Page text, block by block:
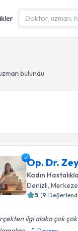
bulundu
Op. Dr.
Kadın
Denizli,
5 (9
ilgi alaka çok